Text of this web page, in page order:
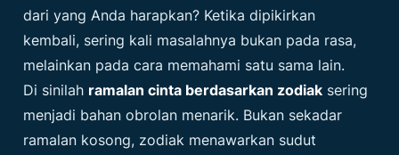
dari yang Anda harapkan? Ketika dipikirkan
kembali, sering kali masalahnya bukan pada rasa,
melainkan pada cara memahami satu sama lain.
Di sinilah ramalan cinta berdasarkan zodiak sering
menjadi bahan obrolan menarik. Bukan sekadar
ramalan kosong, zodiak menawarkan sudut